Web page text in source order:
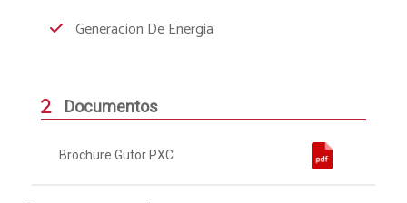
Generacion De Energia
Documentos
Brochure Gutor PXC